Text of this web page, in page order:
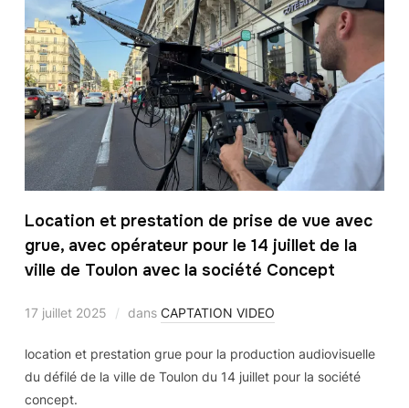
Location et prestation de prise de vue avec
grue, avec opérateur pour le 14 juillet de la
ville de Toulon avec la société Concept
17 juillet 2025 dans CAPTATION VIDEO
location et prestation grue pour la production audiovisuelle
du défilé de la ville de Toulon du 14 juillet pour la société
concept.